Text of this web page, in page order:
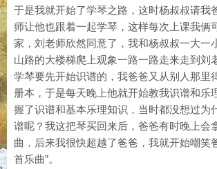
于是我就开始了学琴之路，这时杨叔叔请我
师让他也跟着一起学琴，这样每次上课我俩
家，刘老师欣然同意了，我和杨叔叔一大一
山路的大楼梯爬上观象一路一路走来走到刘
学琴要先开始识谱的，我爸爸又从别人那里
册本，于是每天晚上他就开始教我识谱和乐
握了识谱和基本乐理知识，当时都没想过为
谱呢？我这把琴买回来后，爸爸有时晚上会
曲，后来我很快超越了爸爸，我就开始嘲笑
首乐曲”。